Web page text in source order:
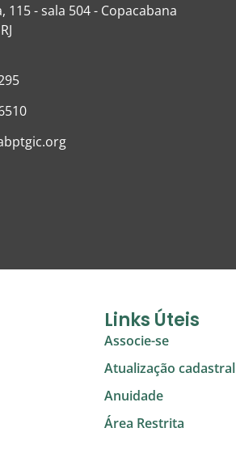
115 - sala 504 - Copacabana
Links Úteis
Associe-se
Atualização cadastral
Anuidade
Área Restrita